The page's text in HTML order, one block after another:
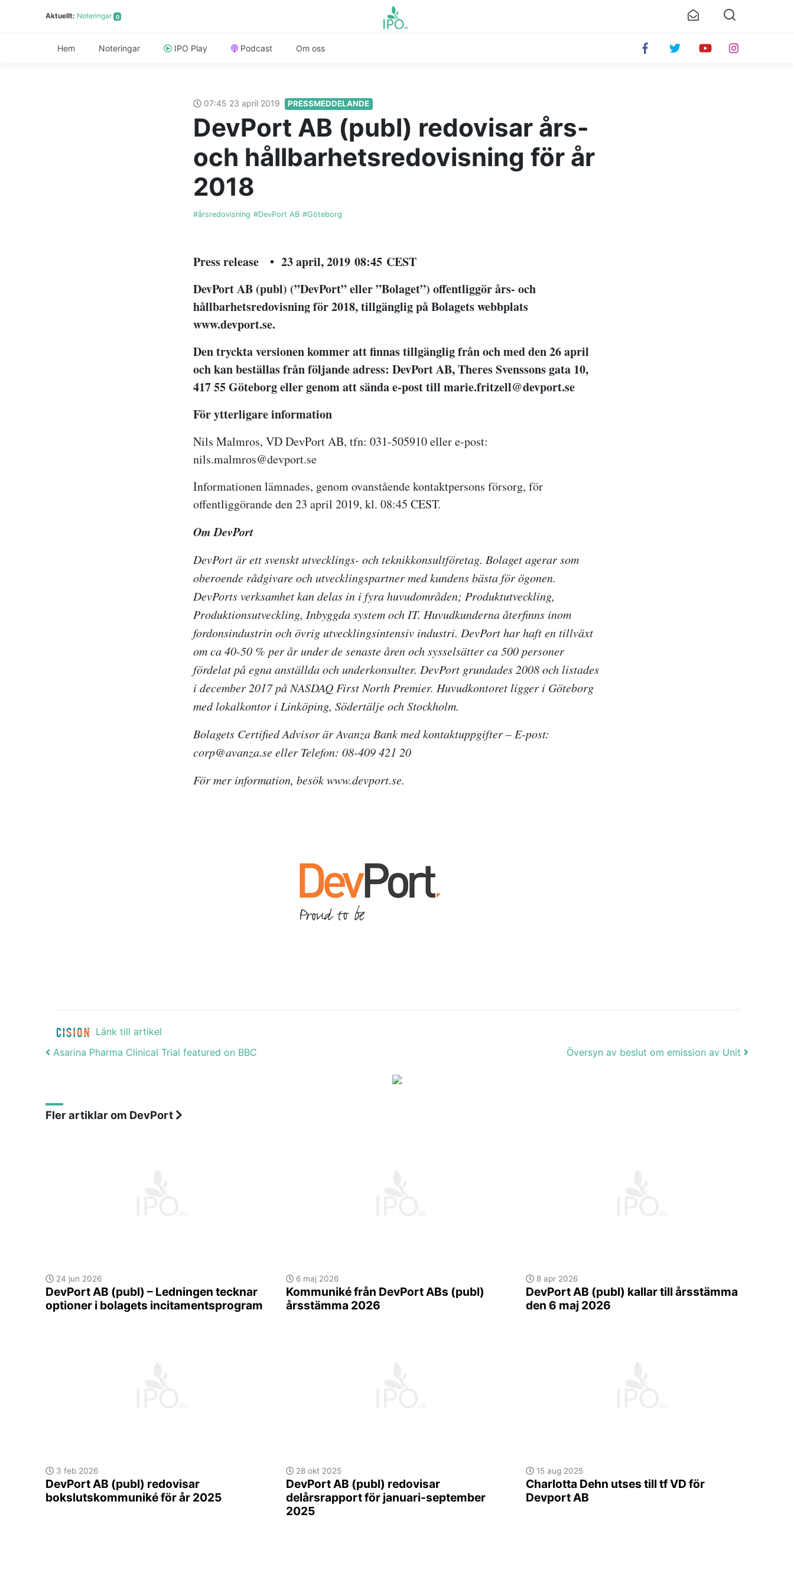
Aktuellt: Noteringar 0
Hem Noteringar IPO Play Podcast Om oss
07:45 23 april 2019 PRESSMEDDELANDE
DevPort AB (publ) redovisar års-
och hållbarhetsredovisning för år
2018
#årsredovisning #DevPort AB #Göteborg
Press release • 23 april, 2019 08:45 CEST
DevPort AB (publ) (”DevPort” eller ”Bolaget”) offentliggör års- och
hållbarhetsredovisning för 2018, tillgänglig på Bolagets webbplats
www.devport.se.
Den tryckta versionen kommer att finnas tillgänglig från och med den 26 april
och kan beställas från följande adress: DevPort AB, Theres Svenssons gata 10,
417 55 Göteborg eller genom att sända e-post till marie.fritzell@devport.se
För ytterligare information
Nils Malmros, VD DevPort AB, tfn: 031-505910 eller e-post:
nils.malmros@devport.se
Informationen lämnades, genom ovanstående kontaktpersons försorg, för
offentliggörande den 23 april 2019, kl. 08:45 CEST.
Om DevPort
DevPort är ett svenskt utvecklings- och teknikkonsultföretag. Bolaget agerar som
oberoende rådgivare och utvecklingspartner med kundens bästa för ögonen.
DevPorts verksamhet kan delas in i fyra huvudområden; Produktutveckling,
Produktionsutveckling, Inbyggda system och IT. Huvudkunderna återfinns inom
fordonsindustrin och övrig utvecklingsintensiv industri. DevPort har haft en tillväxt
om ca 40-50 % per år under de senaste åren och sysselsätter ca 500 personer
fördelat på egna anställda och underkonsulter. DevPort grundades 2008 och listades
i december 2017 på NASDAQ First North Premier. Huvudkontoret ligger i Göteborg
med lokalkontor i Linköping, Södertälje och Stockholm.
Bolagets Certified Advisor är Avanza Bank med kontaktuppgifter – E-post:
corp@avanza.se eller Telefon: 08-409 421 20
För mer information, besök www.devport.se.
Länk till artikel
Post navigation
Asarina Pharma Clinical Trial featured on BBC Översyn av beslut om emission av Unit
Fler artiklar om DevPort
24 jun 2026
DevPort AB (publ) – Ledningen tecknar
optioner i bolagets incitamentsprogram
6 maj 2026
Kommuniké från DevPort ABs (publ)
årsstämma 2026
8 apr 2026
DevPort AB (publ) kallar till årsstämma
den 6 maj 2026
3 feb 2026
DevPort AB (publ) redovisar
bokslutskommuniké för år 2025
28 okt 2025
DevPort AB (publ) redovisar
delårsrapport för januari-september
2025
15 aug 2025
Charlotta Dehn utses till tf VD för
Devport AB